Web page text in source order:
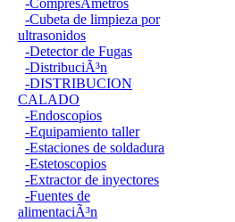
-CompresÃ­metros
-Cubeta de limpieza por
ultrasonidos
-Detector de Fugas
-DistribuciÃ³n
-DISTRIBUCION
CALADO
-Endoscopios
-Equipamiento taller
-Estaciones de soldadura
-Estetoscopios
-Extractor de inyectores
-Fuentes de
alimentaciÃ³n